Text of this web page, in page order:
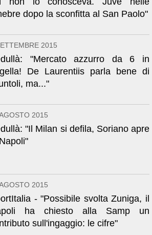
dopo la sconfitta al San Paolo"
2015
"Mercato azzurro da 6 in
De Laurentiis parla bene di
ma..."
2015
"Il Milan si defila, Soriano apre
2015
- "Possibile svolta Zuniga, il
ha chiesto alla Samp un
sull'ingaggio: le cifre"